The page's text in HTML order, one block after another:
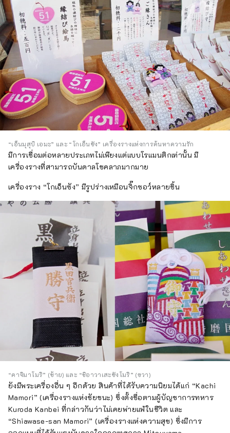
“เอ็นมุสุบิ เอมะ” และ “โกเอ็นซัง” เครื่องรางแห่งการค้นหาความรัก
มีการเชื่อมต่อหลายประเภทไม่เพียงแต่แบบโรแมนติกเท่านั้น มี
เครื่องรางที่สามารถบันดาลโชคลาภมากมาย
เครื่องราง “โกเอ็นซัง” มีรูปร่างเหมือนจิ๊กซอว์หลายชิ้น
“คาจิมาโมริ” (ซ้าย) และ “ชิอาวาเสะซังโมริ” (ขวา)
ยังมีพระเครื่องอื่น ๆ อีกด้วย สินค้าที่ได้รับความนิยมได้แก่ “Kachi
Mamori” (เครื่องรางแห่งชัยชนะ) ซึ่งตั้งชื่อตามผู้บัญชาการทหาร
Kuroda Kanbei ที่กล่าวกันว่าไม่เคยพ่ายแพ้ในชีวิต และ
“Shiawase-san Mamori” (เครื่องรางแห่งความสุข) ซึ่งมีการ